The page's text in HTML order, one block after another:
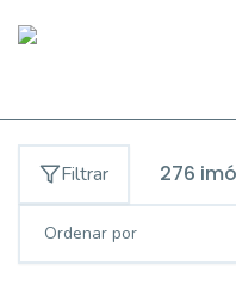
Filtrar 276
Ordenar por